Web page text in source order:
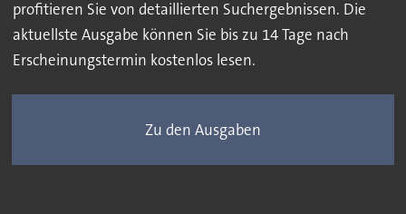
profitieren Sie von detaillierten Suchergebnissen. Die
aktuellste Ausgabe können Sie bis zu 14 Tage nach
Erscheinungstermin kostenlos lesen.
Zu den Ausgaben